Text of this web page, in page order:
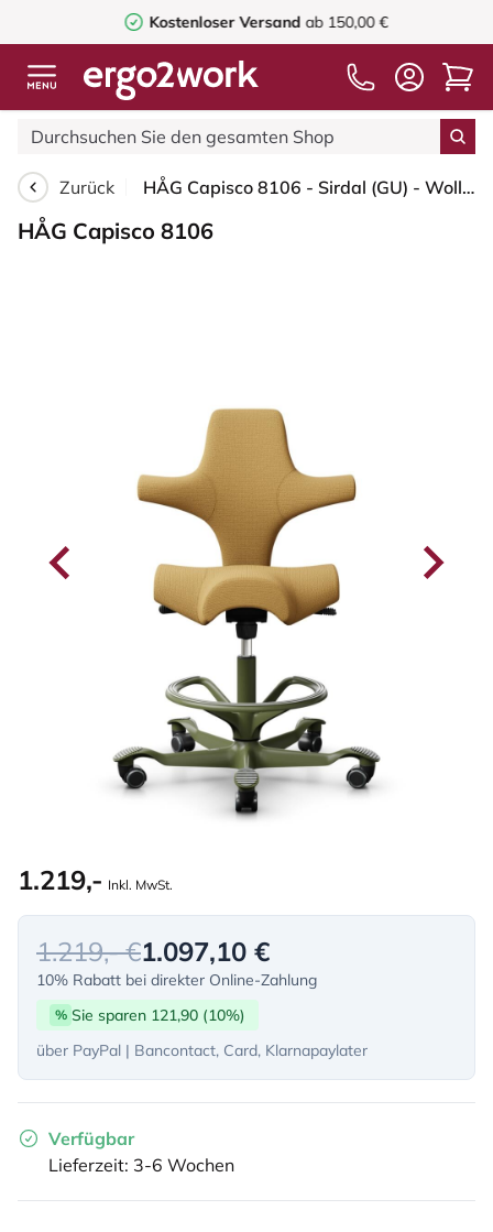
Kostenloser Versandab 150,00 €
Zurück HÅG Capisco 8106 - Sirdal (GU) - Wolle - SRD320 - Ochre - Moss Grey - 265 mm (Sitzhöhe 53-79cm) - Weiche Rollen für harte Böden
HÅG Capisco 8106
1.219,- Inkl. MwSt.
1.219,- €1.097,10 €
10% Rabatt bei direkter Online-Zahlung
% Sie sparen 121,90 (10%)
über PayPal | Bancontact, Card, Klarnapaylater
Verfügbar
Lieferzeit: 3-6 Wochen